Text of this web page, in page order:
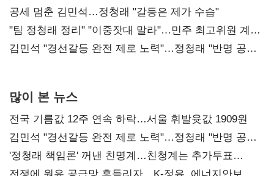
공세 멈춘 김민석…정청래 "갈등은 제가 수습"
"팀 정청래 정리" "이중잣대 말라"…민주 최고위원 계파
다툼 격화
김민석 "경선갈등 완전 제로 노력"…정청래 "반명 공세
많이 본 뉴스
전국 기름값 12주 연속 하락…서울 휘발윳값 1909원
김민석 "경선갈등 완전 제로 노력"…정청래 "반명 공세
사과부터"
'정청래 책임론' 꺼낸 친명계…친청계는 추가투표